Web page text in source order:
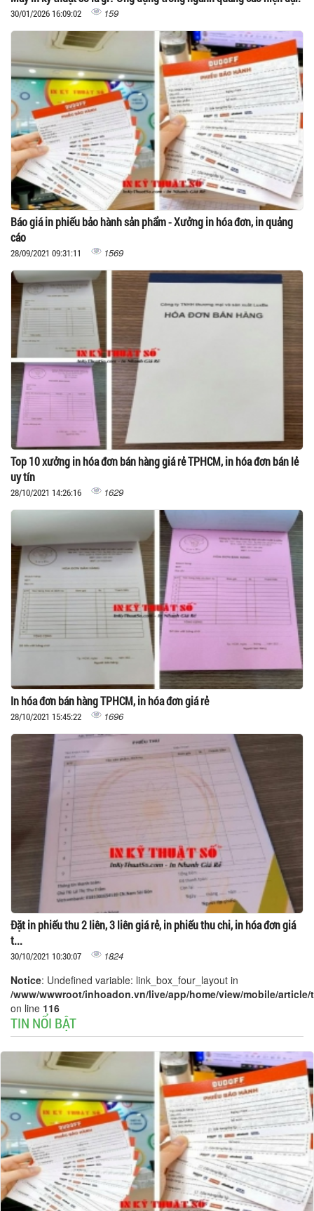
30/01/2026 16:09:02 159
Báo giá in phiếu bảo hành sản phẩm - Xưởng in hóa đơn, in quảng
cáo
28/09/2021 09:31:11 1569
Top 10 xưởng in hóa đơn bán hàng giá rẻ TPHCM, in hóa đơn bán lẻ
uy tín
28/10/2021 14:26:16 1629
In hóa đơn bán hàng TPHCM, in hóa đơn giá rẻ
28/10/2021 15:45:22 1696
Đặt in phiếu thu 2 liên, 3 liên giá rẻ, in phiếu thu chi, in hóa đơn giá
t...
30/10/2021 10:30:07 1824
Notice: Undefined variable: link_box_four_layout in
/www/wwwroot/inhoadon.vn/live/app/home/view/mobile/
on line 116
TIN NỔI BẬT